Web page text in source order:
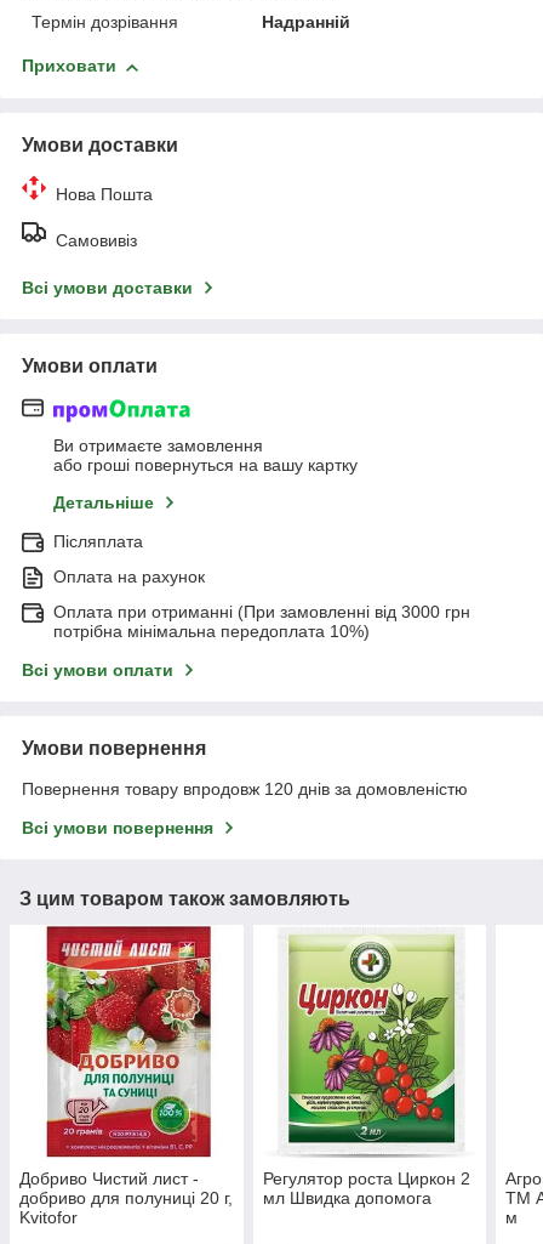
Термін дозрівання
Надранній
Приховати
Умови доставки
Нова Пошта
Самовивіз
Всі умови доставки
Умови оплати
Ви отримаєте замовлення
або гроші повернуться на вашу картку
Детальніше
Післяплата
Оплата на рахунок
Оплата при отриманні (При замовленні від 3000 грн
потрібна мінімальна передоплата 10%)
Всі умови оплати
Умови повернення
Повернення товару впродовж 120 днів за домовленістю
Всі умови повернення
З цим товаром також замовляють
Добриво Чистий лист -
добриво для полуниці 20 г,
Kvitofor
Регулятор роста Циркон 2
мл Швидка допомога
ТМ
м